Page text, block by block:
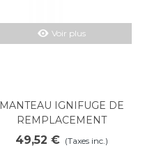
Voir plus
MANTEAU IGNIFUGE DE
REMPLACEMENT
49,52 € (Taxes inc.)